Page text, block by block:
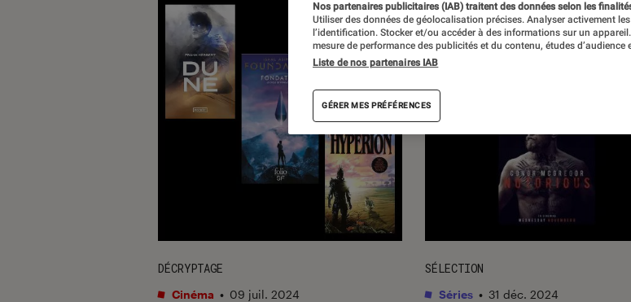
DÉCRYPTAGE
Cinéma • 09 juil. 2024
SÉLECTION
Séries • 31 déc. 2024
Nos partenaires publicitaires (IAB) traitent des données selon les
Utiliser des données de géolocalisation précises. Analyser activement
l’identification. Stocker et/ou accéder à des informations sur un
mesure de performance des publicités et du contenu, études d’audience
Liste de nos partenaires IAB
GÉRER MES PRÉFÉRENCES